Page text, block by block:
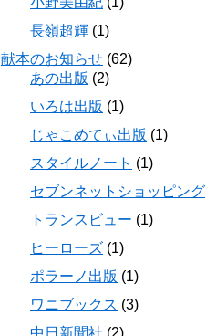
長嶺超輝 (1)
献本のお知らせ (62)
あの出版 (2)
いろは出版 (1)
じゃこめてぃ出版 (1)
スタイルノート (1)
セブンネットショッピング
トランスビュー (1)
ヒーローズ (1)
ポラーノ出版 (1)
ワニブックス (3)